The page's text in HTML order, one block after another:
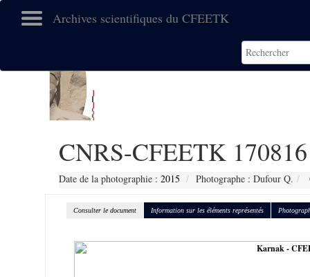
Archives scientifiques du CFEETK
CNRS-CFEETK 170816
Date de la photographie : 2015 Photographe : Dufour Q.
Consulter le document Information sur les éléments représentés